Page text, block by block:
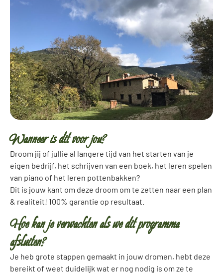
Wanneer is dit voor jou?
Droom jij of jullie al langere tijd van het starten van je
eigen bedrijf, het schrijven van een boek, het leren spelen
van piano of het leren pottenbakken?
Dit is jouw kant om deze droom om te zetten naar een plan
& realiteit! 100% garantie op resultaat.
Hoe kan je verwachten als we dit programma
afsluiten?
Je heb grote stappen gemaakt in jouw dromen, hebt deze
bereikt of weet duidelijk wat er nog nodig is om ze te